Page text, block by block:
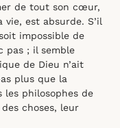
de tout son cœur,
est absurde. S’il
impossible de
pas ; il semble
de Dieu n’ait
plus que la
les philosophes de
choses, leur